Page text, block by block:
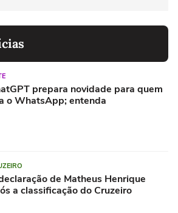
prepara novidade para quem
o WhatsApp; entenda
de Matheus Henrique
a classificação do Cruzeiro